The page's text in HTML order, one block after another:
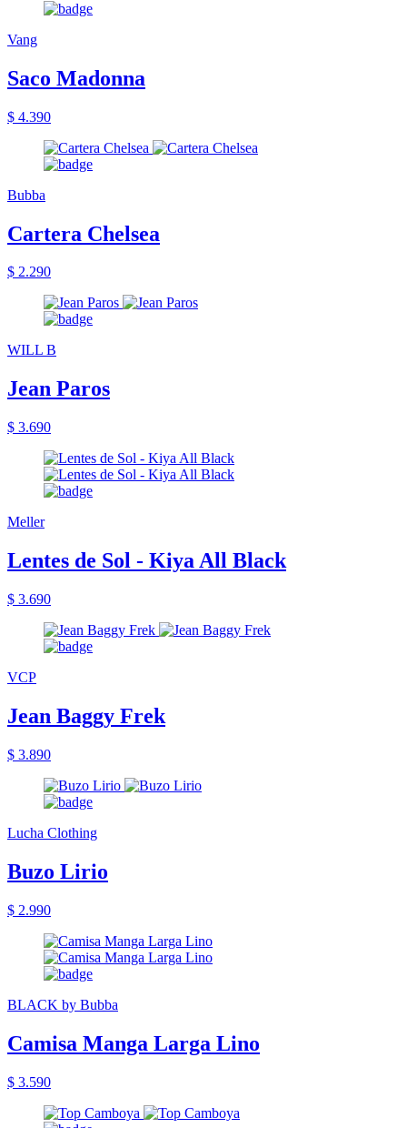
Vang
Saco Madonna
$ 4.390
Bubba
Cartera Chelsea
$ 2.290
WILL B
Jean Paros
$ 3.690
Meller
Lentes de Sol - Kiya All Black
$ 3.690
VCP
Jean Baggy Frek
$ 3.890
Lucha Clothing
Buzo Lirio
$ 2.990
BLACK by Bubba
Camisa Manga Larga Lino
$ 3.590